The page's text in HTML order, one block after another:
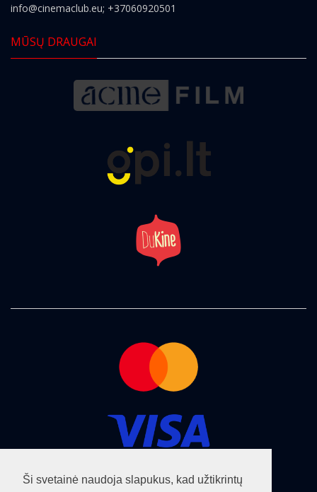
Ši svetainė naudoja slapukus, kad užtikrintų
info@cinemaclub.eu; +37060920501
MŪSŲ DRAUGAI